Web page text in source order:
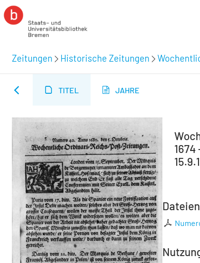
Zeitungen Historische Zeitungen
TITEL JAHRE
Dateien